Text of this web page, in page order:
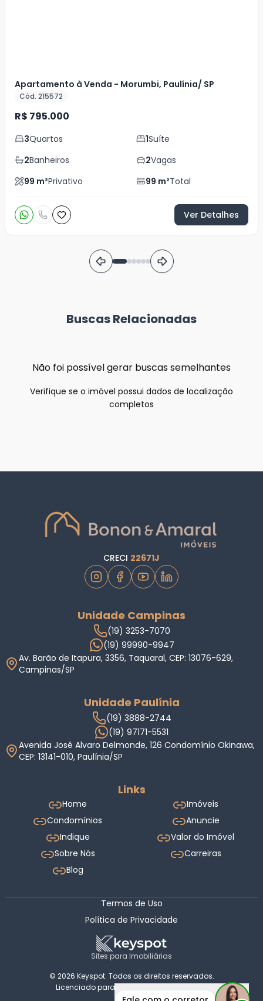
Apartamento à Venda - Morumbi, Paulínia/ SP
Cód. 215572
R$ 795.000
3Quartos 1Suíte
2Banheiros 2Vagas
99 m²Privativo 99 m²Total
Ver Detalhes
Buscas Relacionadas
Não foi possível gerar buscas semelhantes
Verifique se o imóvel possui dados de localização
completos
CRECI 22671J
Unidade Campinas
(19) 3253-7070
(19) 99990-9947
Av. Barão de Itapura, 3356, Taquaral, CEP: 13076-629,
Campinas/SP
Unidade Paulínia
(19) 3888-2744
(19) 97171-5531
Avenida José Alvaro Delmonde, 126 Condomínio Okinawa,
CEP: 13141-010, Paulínia/SP
Links
Home
Imóveis
Condomínios
Anuncie
Indique
Valor do Imóvel
Sobre Nós
Carreiras
Blog
Termos de Uso
Política de Privacidade
Sites para Imobiliárias
© 2026 Keyspot. Todos os direitos reservados.
Licenciado para Bonon & Amaral Imóveis.